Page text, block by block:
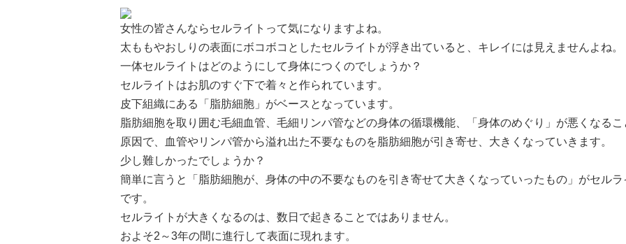
女性の皆さんならセルライト って気になりますよね。
太ももやおしりの表面にボコボコとしたセルライト が浮き出ていると、キレイには見えませんよね。
一体セルライトはどのようにして身体につくのでしょうか？
セルライトはお肌のすぐ下で着々と作られています。
皮下組織にある
「脂肪細胞」 がベースとなっています。
脂肪細胞を取り囲む毛細血管 毛細リンパ管などの身体の循環機能 「身体のめぐり」 が悪くなるこ
原因で、血管やリンパ管から溢れ出た不要なものを脂肪細胞が引き寄せ、大きくなっていきます。
少し難しかったでしょうか？
簡単に言うと
「脂肪細胞が、身体の中の不要なものを引き寄せて大きくなっていったもの」 がセルラ
です。
セルライトが大きくなるのは、数日で起きることではありません。
およそ2～3年の間に進行して表面に現れます。